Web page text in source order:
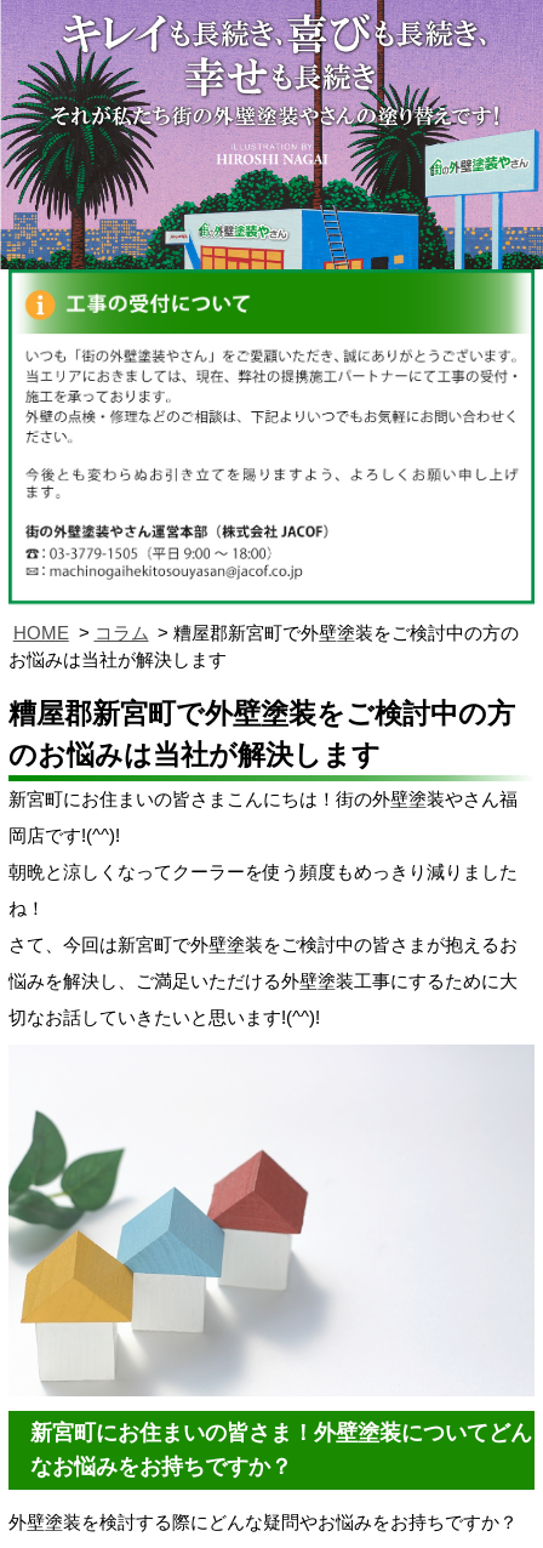
HOME コラム
糟屋郡新宮町で外壁塗装をご検討中の方の
お悩みは当社が解決します
糟屋郡新宮町で外壁塗装をご検討中の方
のお悩みは当社が解決します
新宮町にお住まいの皆さまこんにちは！街の外壁塗装やさん福
岡店です!(^^)!
朝晩と涼しくなってクーラーを使う頻度もめっきり減りました
ね！
さて、今回は新宮町で外壁塗装をご検討中の皆さまが抱えるお
悩みを解決し、ご満足いただける外壁塗装工事にするために大
切なお話していきたいと思います!(^^)!
新宮町にお住まいの皆さま！外壁塗装についてどん
なお悩みをお持ちですか？
外壁塗装を検討する際にどんな疑問やお悩みをお持ちですか？